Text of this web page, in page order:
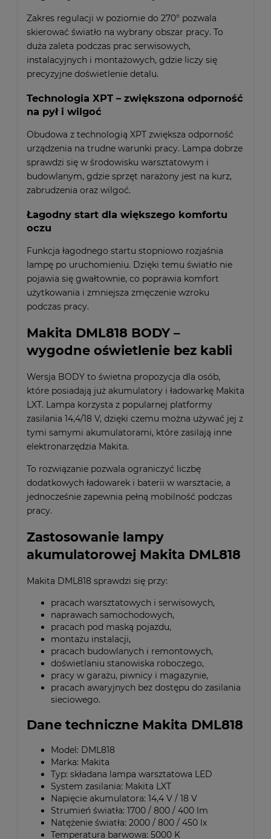
Zakres regulacji w poziomie do 270° pozwala
skierować światło na wybrany obszar pracy. To
duża zaleta podczas prac serwisowych,
instalacyjnych i montażowych, gdzie liczy się
precyzyjne doświetlenie detalu.
Technologia XPT – zwiększona odporność
na pył i wilgoć
Obudowa z technologią XPT zwiększa odporność
urządzenia na trudne warunki pracy. Lampa dobrze
sprawdzi się w środowisku warsztatowym i
budowlanym, gdzie sprzęt narażony jest na kurz,
zabrudzenia oraz wilgoć.
Łagodny start dla większego komfortu
oczu
Funkcja łagodnego startu stopniowo rozjaśnia
lampę po uruchomieniu. Dzięki temu światło nie
pojawia się gwałtownie, co poprawia komfort
użytkowania i zmniejsza zmęczenie wzroku
podczas pracy.
Makita DML818 BODY –
wygodne oświetlenie bez kabli
Wersja BODY to świetna propozycja dla osób,
które posiadają już akumulatory i ładowarkę Makita
LXT. Lampa korzysta z popularnej platformy
zasilania 14,4/18 V, dzięki czemu można używać jej z
tymi samymi akumulatorami, które zasilają inne
elektronarzędzia Makita.
To rozwiązanie pozwala ograniczyć liczbę
dodatkowych ładowarek i baterii w warsztacie, a
jednocześnie zapewnia pełną mobilność podczas
pracy.
Zastosowanie lampy
akumulatorowej Makita DML818
Makita DML818 sprawdzi się przy:
pracach warsztatowych i serwisowych,
naprawach samochodowych,
pracach pod maską pojazdu,
montażu instalacji,
pracach budowlanych i remontowych,
doświetlaniu stanowiska roboczego,
pracy w garażu, piwnicy i magazynie,
pracach awaryjnych bez dostępu do zasilania
sieciowego.
Dane techniczne Makita DML818
Model: DML818
Marka: Makita
Typ: składana lampa warsztatowa LED
System zasilania: Makita LXT
Napięcie akumulatora: 14,4 V / 18 V
Strumień światła: 1700 / 800 / 400 lm
Natężenie światła: 2000 / 800 / 450 lx
Temperatura barwowa: 5000 K